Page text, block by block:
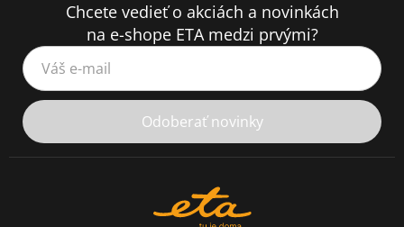
Chcete vedieť o akciách a novinkách
na e-shope ETA medzi prvými?
Váš e-mail
Odoberať novinky